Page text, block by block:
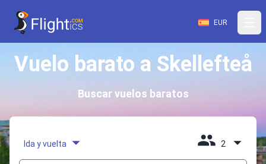
EUR
Vuelo barato a Skellefteå
Buscar vuelos baratos
Ida y vuelta 2